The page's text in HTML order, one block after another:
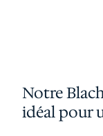
Notre
idéal pour